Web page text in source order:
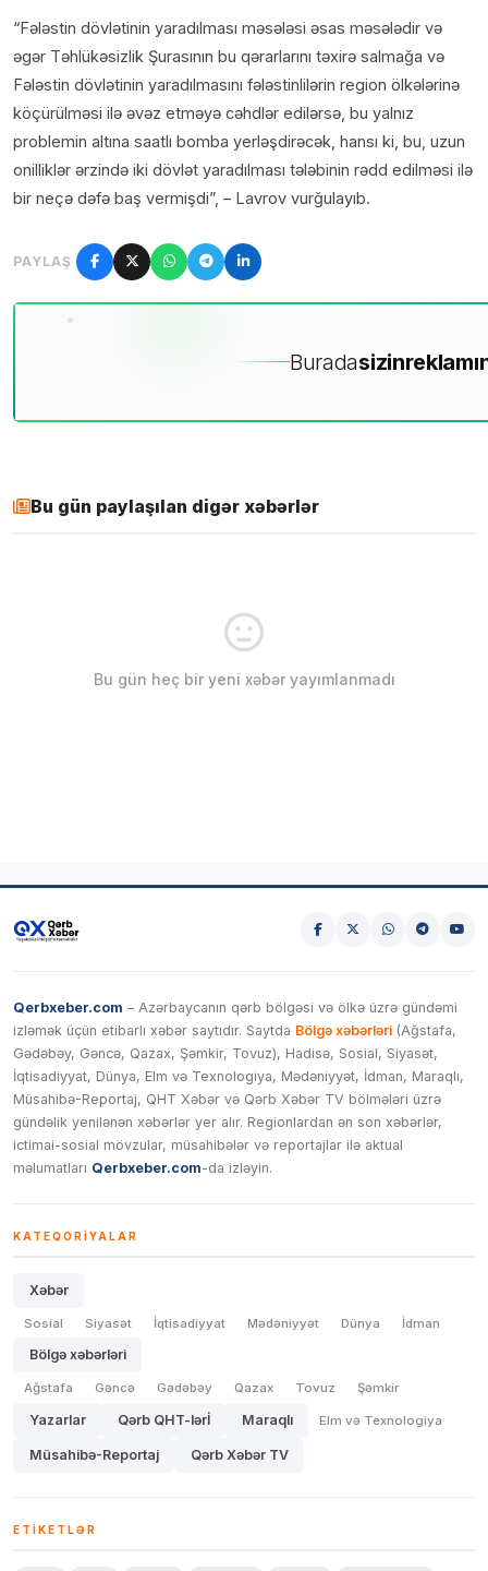
“Fələstin dövlətinin yaradılması məsələsi əsas məsələdir və
əgər Təhlükəsizlik Şurasının bu qərarlarını təxirə salmağa və
Fələstin dövlətinin yaradılmasını fələstinlilərin region ölkələrinə
köçürülməsi ilə əvəz etməyə cəhdlər edilərsə, bu yalnız
problemin altına saatlı bomba yerləşdirəcək, hansı ki, bu, uzun
onilliklər ərzində iki dövlət yaradılması tələbinin rədd edilməsi ilə
bir neçə dəfə baş vermişdi”, – Lavrov vurğulayıb.
PAYLAŞ
Buradasizin
Bu gün paylaşılan digər xəbərlər
Bu gün heç bir yeni xəbər yayımlanmadı
Qerbxeber.com – Azərbaycanın qərb bölgəsi və ölkə üzrə gündəmi
izləmək üçün etibarlı xəbər saytıdır. Saytda Bölgə xəbərləri (Ağstafa,
Gədəbəy, Gəncə, Qazax, Şəmkir, Tovuz), Hadisə, Sosial, Siyasət,
İqtisadiyyat, Dünya, Elm və Texnologiya, Mədəniyyət, İdman, Maraqlı,
Müsahibə-Reportaj, QHT Xəbər və Qərb Xəbər TV bölmələri üzrə
gündəlik yenilənən xəbərlər yer alır. Regionlardan ən son xəbərlər,
ictimai-sosial mövzular, müsahibələr və reportajlar ilə aktual
məlumatları Qerbxeber.com-da izləyin.
KATEQORIYALAR
Xəbər
Sosial Siyasət İqtisadiyyat Mədəniyyət Dünya İdman
Bölgə xəbərləri
Ağstafa Gəncə Gədəbəy Qazax Tovuz Şəmkir
Yazarlar Qərb QHT-lərİ Maraqlı Elm və Texnologiya
Müsahibə-Reportaj Qərb Xəbər TV
ETIKETLƏR